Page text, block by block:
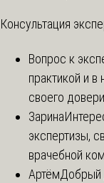
Консультация
Вопрос к
практикой и
своего
Зарина
экспертизы,
врачебной
АртёмДобрый